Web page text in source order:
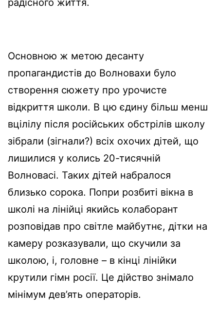
радісного життя.
Основною ж метою десанту
пропагандистів до Волновахи було
створення сюжету про урочисте
відкриття школи. В цю єдину більш менш
вцілілу після російських обстрілів школу
зібрали (зігнали?) всіх охочих дітей, що
лишилися у колись 20-тисячній
Волновасі. Таких дітей набралося
близько сорока. Попри розбиті вікна в
школі на лінійці якийсь колаборант
розповідав про світле майбутнє, дітки на
камеру розказували, що скучили за
школою, і, головне – в кінці лінійки
крутили гімн росії. Це дійство знімало
мінімум дев’ять операторів.